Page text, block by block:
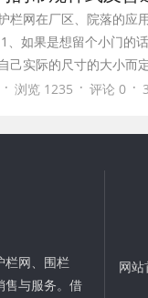
栏网在厂区、院落的应
、如果是想留个小门的
己实际的尺寸的大小
· 浏览 1235 · 评论 0 ·
栏网、围栏
售与服务。借
网站